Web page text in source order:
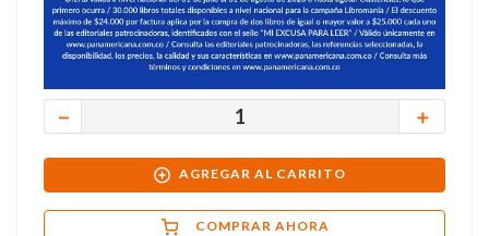
＋
－
AGREGAR AL CARRITO
COMPRAR AHORA